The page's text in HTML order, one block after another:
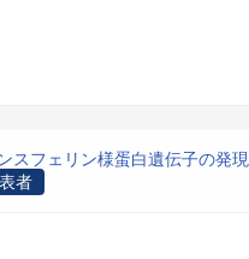
スフェリン様蛋白遺伝子の発
者